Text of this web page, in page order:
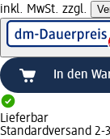
inkl. MwSt. zzgl.
In den
Lieferbar
Standardversand 2-